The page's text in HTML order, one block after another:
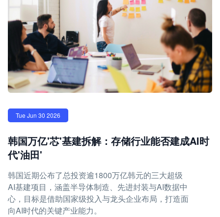
Tue Jun 30 2026
韩国万亿'芯'基建拆解：存储行业能否建成AI时
代'油田'
韩国近期公布了总投资逾1800万亿韩元的三大超级
AI基建项目，涵盖半导体制造、先进封装与AI数据中
心，目标是借助国家级投入与龙头企业布局，打造面
向AI时代的关键产业能力。